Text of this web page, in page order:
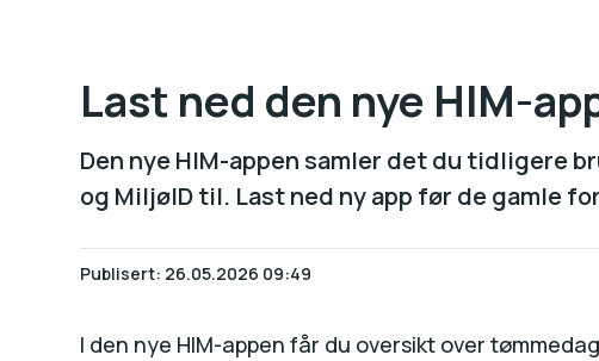
Last ned den nye HIM-
Den nye HIM-appen samler det du tidligere
og MiljøID til. Last ned ny app før de gamle
Publisert 26.05.2026 09:49
I den nye HIM-appen får du oversikt over